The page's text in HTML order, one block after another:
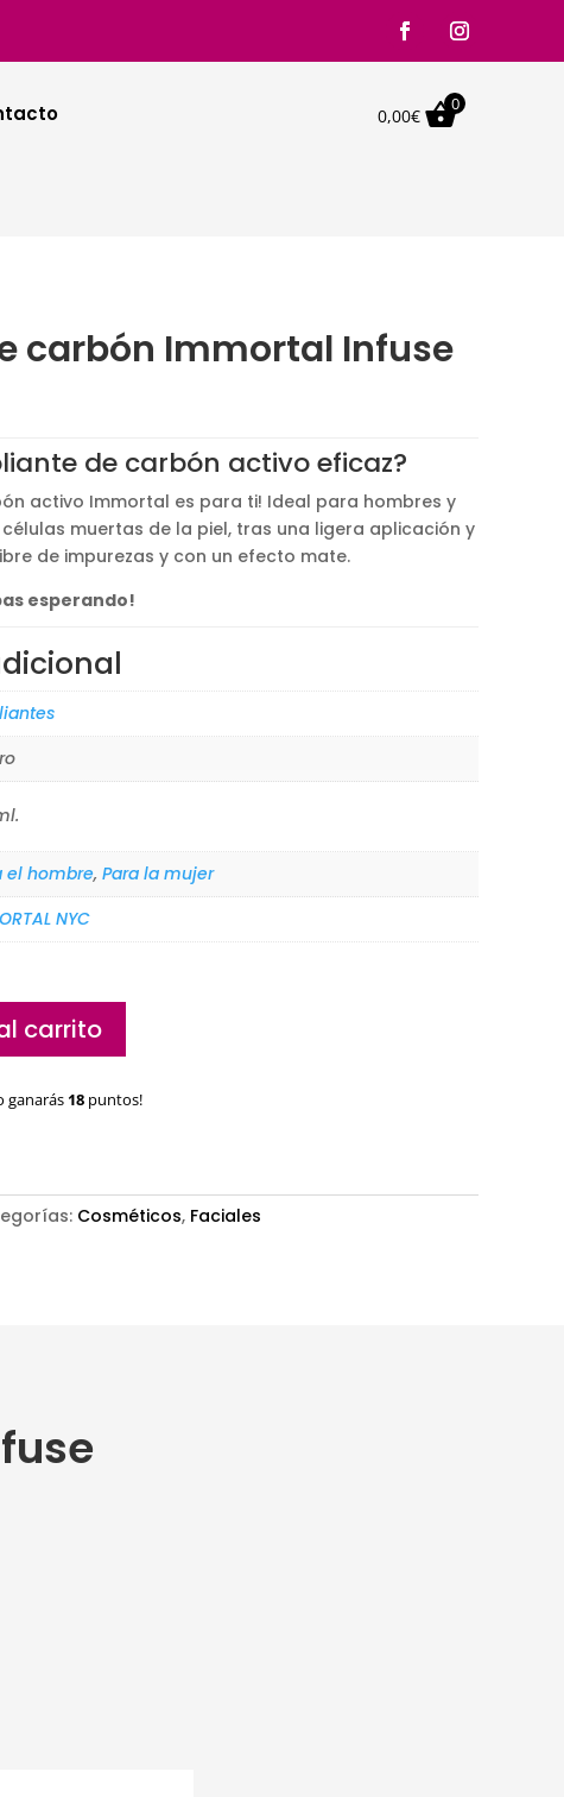
0,00€
0
carbón Immortal Infuse
de carbón activo eficaz?
activo Immortal es para ti! Ideal para hombres y
células muertas de la piel, tras una ligera aplicación y
de impurezas y con un efecto mate.
esperando!
el hombre, Para la mujer
NYC
carrito
ganarás 18 puntos!
Cosméticos, Faciales